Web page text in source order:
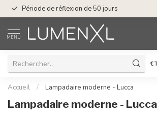
Période de réflexion de 50 jours
MENU
€
Accueil / Lampadaire moderne - Lucca
Lampadaire moderne - Lucca